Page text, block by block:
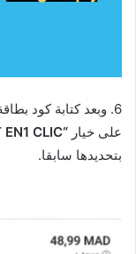
6. وبعد كتابة كود
على خيار “ACHAT EN1 CLIC”
بتحديدها سابقا.